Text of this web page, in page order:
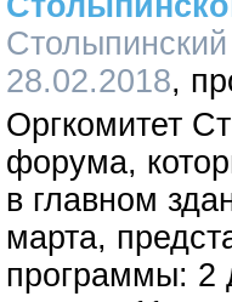
28.02.2018
Оргкомитет
форума,
в главном
марта,
программы: 2